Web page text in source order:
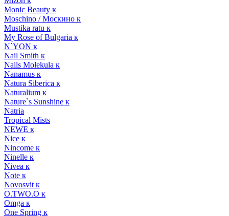
Monic Beauty к
Moschino / Москино к
Mustika ratu к
My Rose of Bulgaria к
N`YON к
Nail Smith к
Nails Molekula к
Nanamus к
Natura Siberica к
Naturalium к
Nature`s Sunshine к
Natria
Tropical Mists
NEWE к
Nice к
Nincome к
Ninelle к
Nivea к
Note к
Novosvit к
O.TWO.O к
Omga к
One Spring к